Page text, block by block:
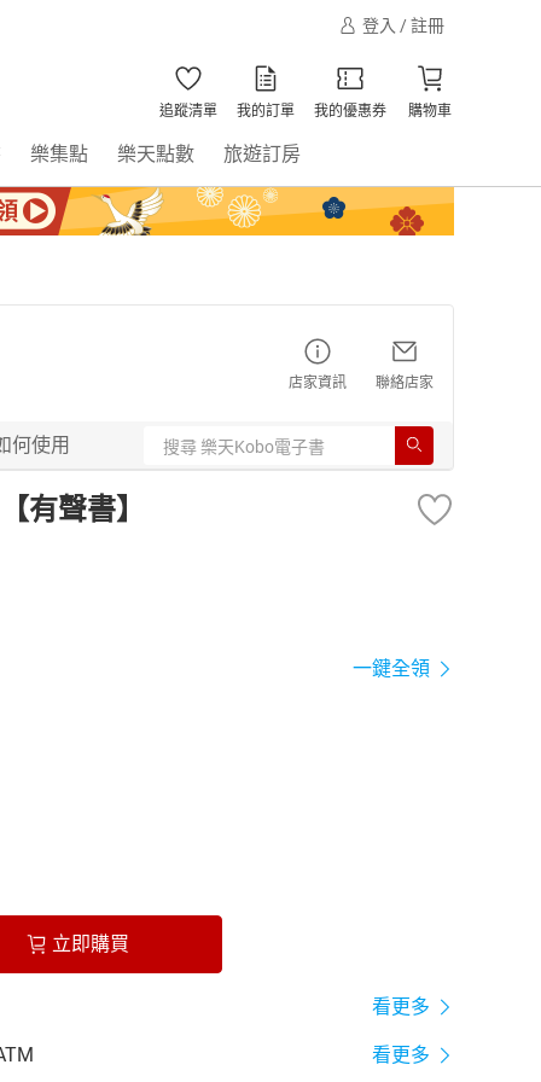
登入 / 註冊
追蹤清單 我的訂單 我的優惠券 購物車
樂集點 樂天點數 旅遊訂房
店家資訊 聯絡店家
何使用
有聲書】
一鍵全領
立即購買
看更多
看更多